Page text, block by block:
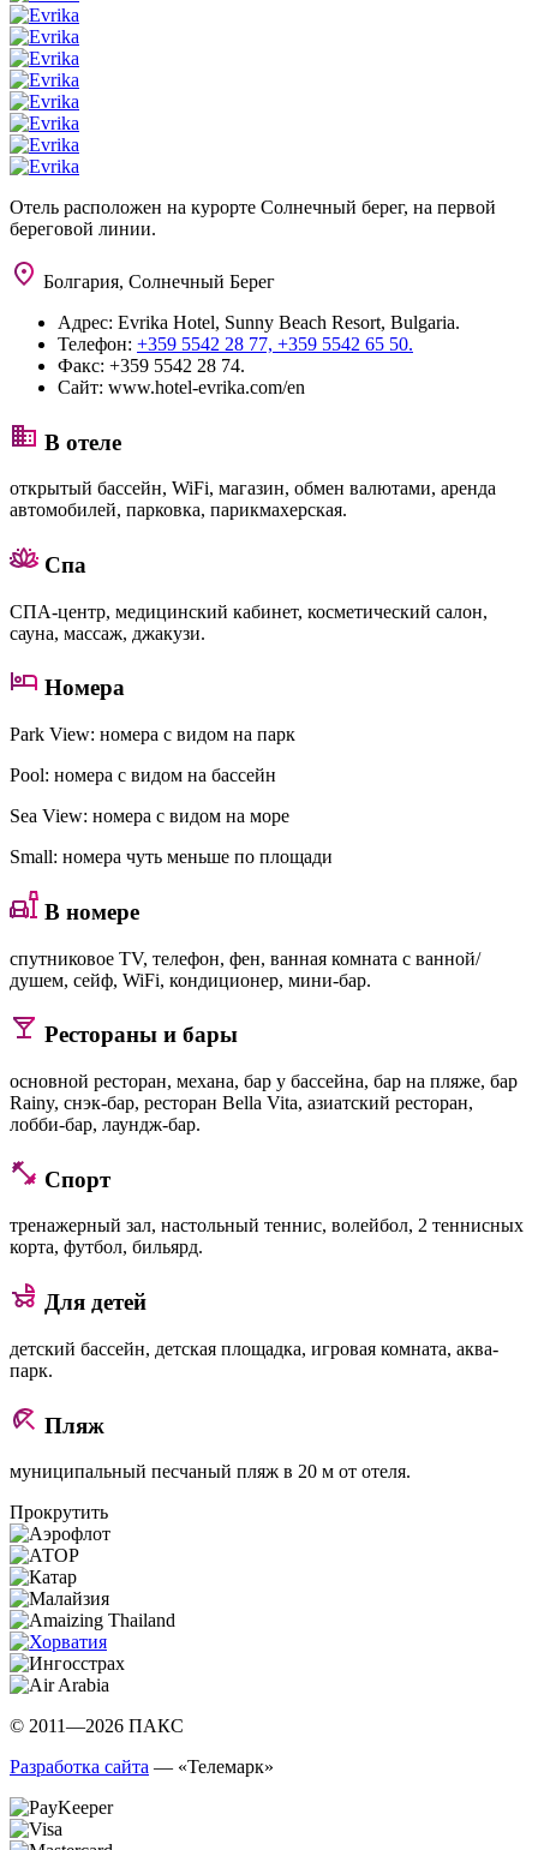
Отель расположен на курорте Солнечный берег, на первой
береговой линии.
Болгария, Солнечный Берег
Адрес: Evrika Hotel, Sunny Beach Resort, Bulgaria.
Телефон: +359 5542 28 77, +359 5542 65 50.
Факс: +359 5542 28 74.
Сайт: www.hotel-evrika.com/en
В отеле
открытый бассейн, WiFi, магазин, обмен валютами, аренда
автомобилей, парковка, парикмахерская.
Спа
СПА-центр, медицинский кабинет, косметический салон,
сауна, массаж, джакузи.
Номера
Park View: номера с видом на парк
Pool: номера с видом на бассейн
Sea View: номера с видом на море
Small: номера чуть меньше по площади
В номере
спутниковое TV, телефон, фен, ванная комната с ванной/
душем, сейф, WiFi, кондиционер, мини-бар.
Рестораны и бары
основной ресторан, механа, бар у бассейна, бар на пляже, бар
Rainy, снэк-бар, ресторан Bella Vita, азиатский ресторан,
лобби-бар, лаундж-бар.
Спорт
тренажерный зал, настольный теннис, волейбол, 2 теннисных
корта, футбол, бильярд.
Для детей
детский бассейн, детская площадка, игровая комната, аква-
парк.
Пляж
муниципальный песчаный пляж в 20 м от отеля.
Прокрутить
© 2011—2026 ПАКС
Разработка сайта — «Телемарк»